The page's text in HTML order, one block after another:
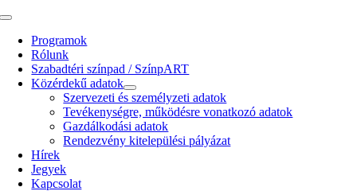
Kihagyás
Toggle
NavigationProgramok
Rólunk
Szabadtéri színpad / SzínpART
Közérdekű adatok
Szervezeti és személyzeti adatok
Tevékenységre, működésre vonatkozó adatok
Gazdálkodási adatok
Rendezvény kitelepülési pályázat
Hírek
Jegyek
Kapcsolat